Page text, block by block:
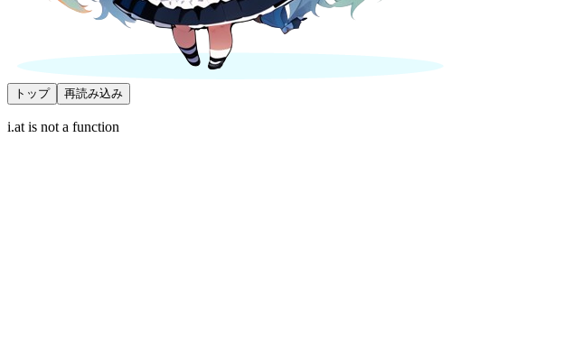
トップ 再読み込み
i.at is not a function